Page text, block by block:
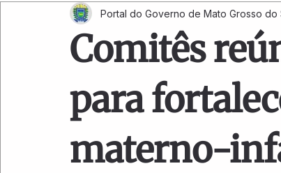
Comitês
para
materno-
Portal do Governo de Mato Grosso do